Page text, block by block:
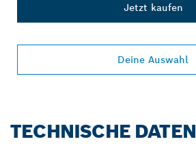
Jetzt kaufen
Deine Auswahl
TECHNISCHE DATEN